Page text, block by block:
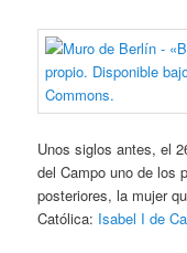
Unos siglos antes, el
del Campo uno de los
posteriores, la mujer
Católica: Isabel I de